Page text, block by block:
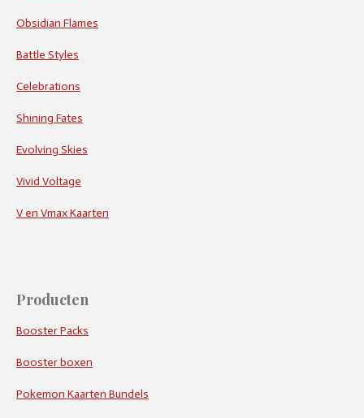
Obsidian Flames
Battle Styles
Celebrations
Shining Fates
Evolving Skies
Vivid Voltage
V en Vmax Kaarten
Producten
Booster Packs
Booster boxen
Pokemon Kaarten Bundels